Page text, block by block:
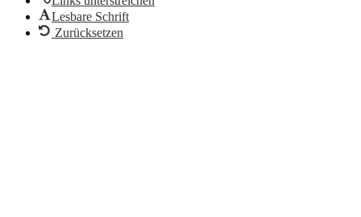
Lesbare Schrift
Zurücksetzen